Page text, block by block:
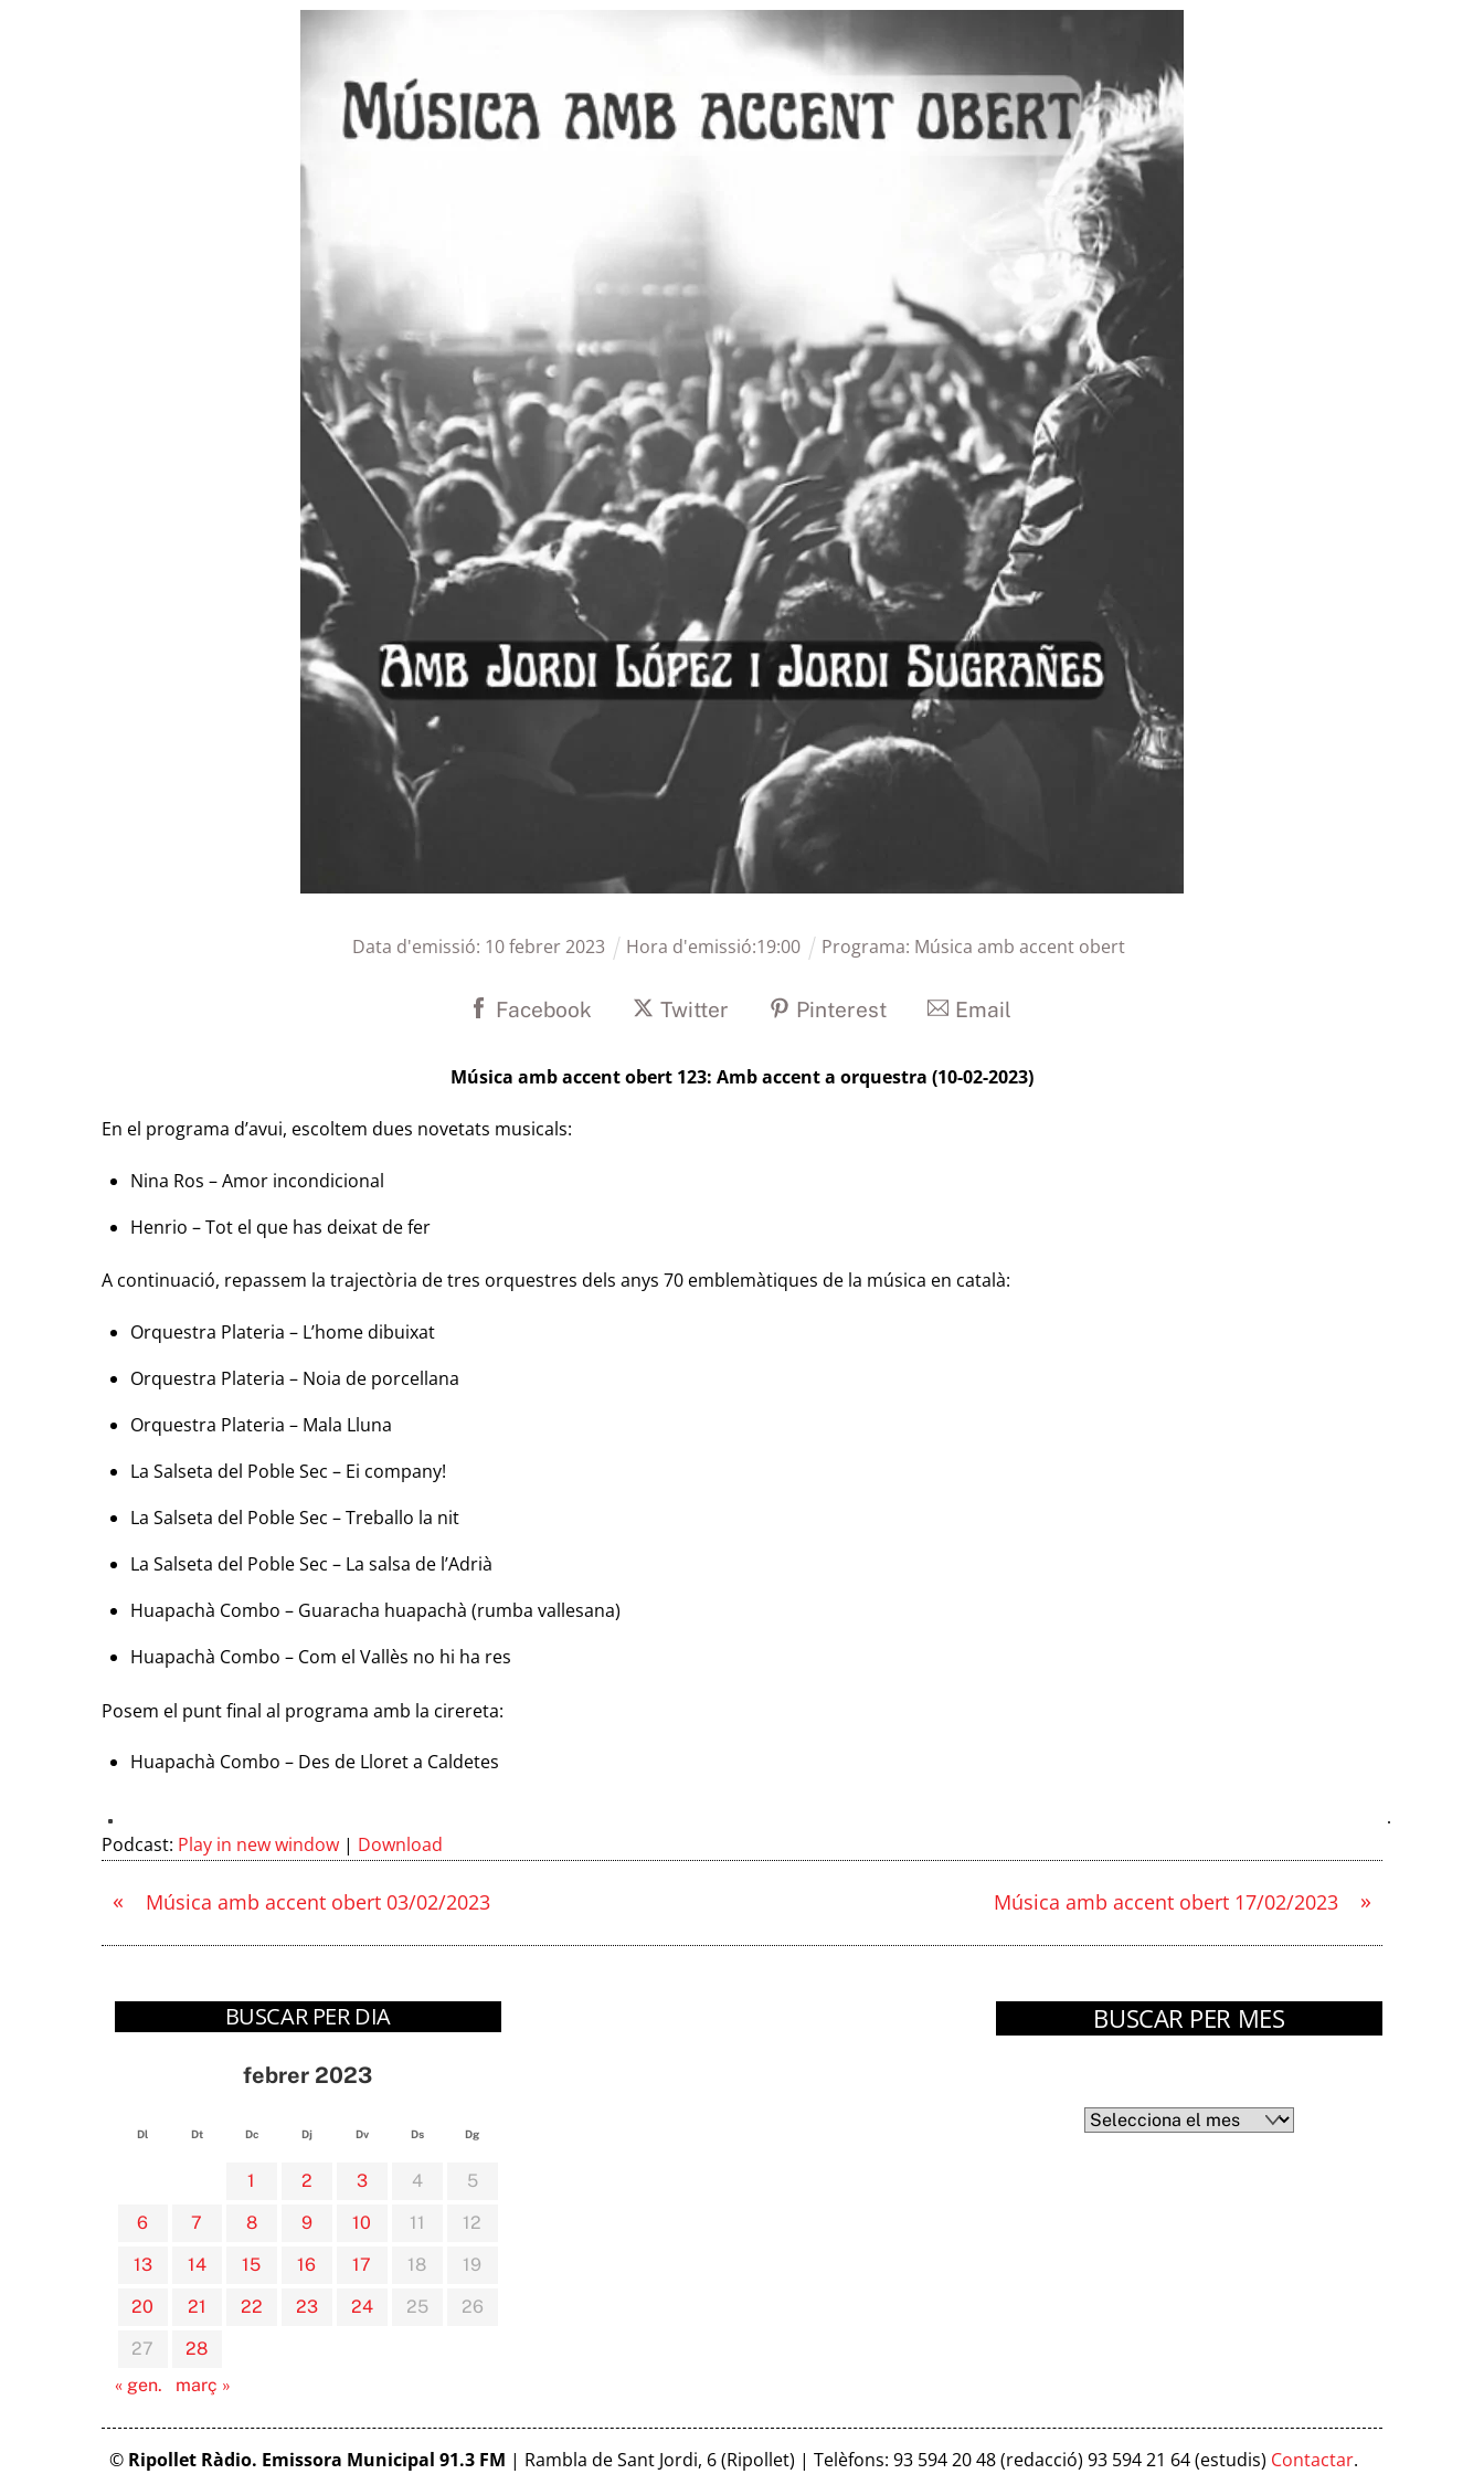
Data d'emissió: 10febrer2023 Hora d'emissió:19:00 Programa: Música amb accent obert
Facebook Twitter Pinterest Email
Música amb accent obert 123: Amb accent a orquestra (10-02-2023)
En el programa d’avui, escoltem dues novetats musicals:
Nina Ros – Amor incondicional
Henrio – Tot el que has deixat de fer
A continuació, repassem la trajectòria de tres orquestres dels anys 70 emblemàtiques de la música en català:
Orquestra Plateria – L’home dibuixat
Orquestra Plateria – Noia de porcellana
Orquestra Plateria – Mala Lluna
La Salseta del Poble Sec – Ei company!
La Salseta del Poble Sec – Treballo la nit
La Salseta del Poble Sec – La salsa de l’Adrià
Huapachà Combo – Guaracha huapachà (rumba vallesana)
Huapachà Combo – Com el Vallès no hi ha res
Posem el punt final al programa amb la cirereta:
Huapachà Combo – Des de Lloret a Caldetes
Podcast: Play in new window | Download
« Música amb accent obert 03/02/2023 »
Música amb accent obert 17/02/2023
BUSCAR PER DIA
febrer 2023
Dl Dt Dc Dj Dv Ds Dg
1 2 3 4
5
6
7 8 9 10 11
12
13
14 15 16 17 18
19
20
21 22 23 24 25
26
27
28
« gen.
març »
BUSCAR PER MES
Arxius
© Ripollet Ràdio. Emissora Municipal 91.3 FM | Rambla de Sant Jordi, 6 (Ripollet) | Telèfons: 93 594 20 48 (redacció) 93 594 21 64 (estudis) Contactar.